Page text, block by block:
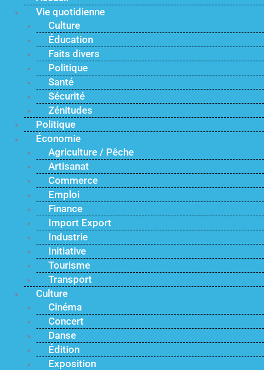
Vie quotidienne
Culture
Éducation
Faits divers
Politique
Santé
Sécurité
Zénitudes
Politique
Économie
Agriculture / Pêche
Artisanat
Commerce
Emploi
Finance
Import Export
Industrie
Initiative
Tourisme
Transport
Culture
Cinéma
Concert
Danse
Édition
Exposition